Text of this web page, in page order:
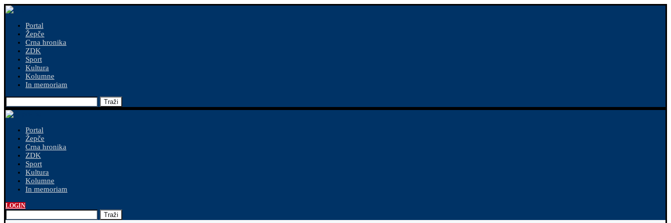
Portal
Žepče
Crna hronika
ZDK
Sport
Kultura
Kolumne
In memoriam
Traži
Portal
Žepče
Crna hronika
ZDK
Sport
Kultura
Kolumne
In memoriam
LOGIN
Traži